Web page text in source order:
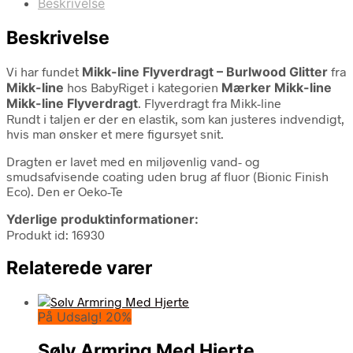
Beskrivelse
Beskrivelse
Vi har fundet Mikk-line Flyverdragt – Burlwood Glitter fra
Mikk-line hos BabyRiget i kategorien Mærker Mikk-line
Mikk-line Flyverdragt. Flyverdragt fra Mikk-line
Rundt i taljen er der en elastik, som kan justeres indvendigt,
hvis man ønsker et mere figursyet snit.
Dragten er lavet med en miljøvenlig vand- og
smudsafvisende coating uden brug af fluor (Bionic Finish
Eco). Den er Oeko-Te
Yderlige produktinformationer:
Produkt id: 16930
Relaterede varer
På Udsalg! 20%